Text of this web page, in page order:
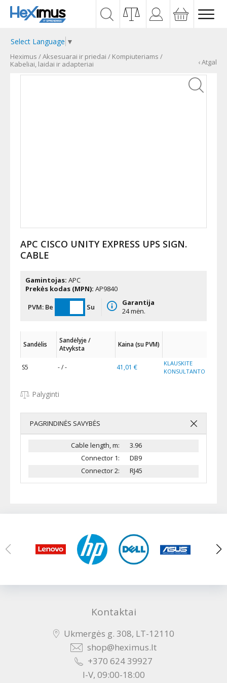
Select Language ▼
Heximus /Aksesuarai ir priedai / Kompiuteriams /
Kabeliai, laidai ir adapteriai
‹ Atgal
APC CISCO UNITY EXPRESS UPS SIGN.
CABLE
Gamintojas: APC
Prekės kodas (MPN): AP9840
PVM: Be Su
Garantija
24 mėn.
Sandėlis
Sandėlyje /
Atvyksta
Kaina (su PVM)
S5 - / - 41,01 €
KLAUSKITE
KONSULTANTO
Palyginti
PAGRINDINĖS SAVYBĖS
Cable length, m:
3.96
Connector 1:
DB9
Connector 2:
RJ45
Kontaktai
Ukmergės g. 308, LT-12110
shop@heximus.lt
+370 624 39927
I-V, 09:00-18:00